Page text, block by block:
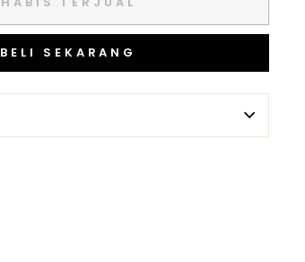
BELI SEKARANG